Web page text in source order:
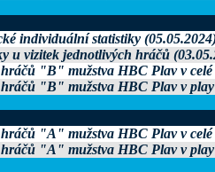
individuální statistiky
u vizitek jednotlivých hráčů
"B" mužstva HBC Plav v celé
"B" mužstva HBC Plav v
"A" mužstva HBC Plav v celé
"A" mužstva HBC Plav v